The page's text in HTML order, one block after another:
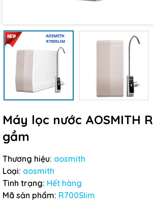
Máy lọc nước AOSMITH
gầm
Thương hiệu: aosmith
Loại: aosmith
Tình trạng: Hết hàng
Mã sản phẩm: R700Slim
Điều kiện: